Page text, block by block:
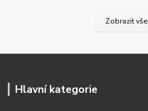
Zobrazit vše
Hlavní kategorie